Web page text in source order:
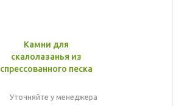
Камни для
скалолазанья из
спрессованного песка
Уточняйте у менеджера